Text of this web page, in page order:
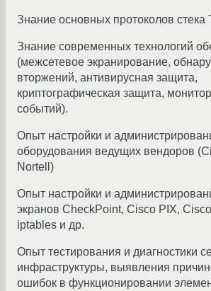
Знание основных протоколов стека
Знание современных технологий
(межсетевое экранирование,
вторжений, антивирусная защита,
криптографическая защита,
событий).
Опыт настройки и
оборудования ведущих вендоров
Nortell)
Опыт настройки и
экранов CheckPoint, Cisco PIX,
iptables и др.
Опыт тестирования и диагностики
инфраструктуры, выявления
ошибок в функционировании